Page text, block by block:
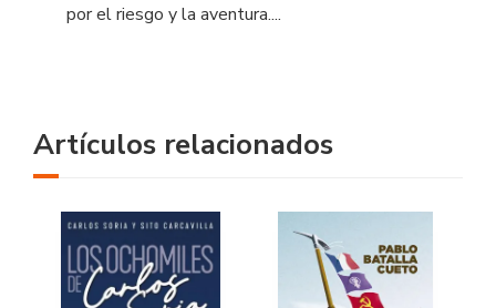
por el riesgo y la aventura....
Artículos relacionados